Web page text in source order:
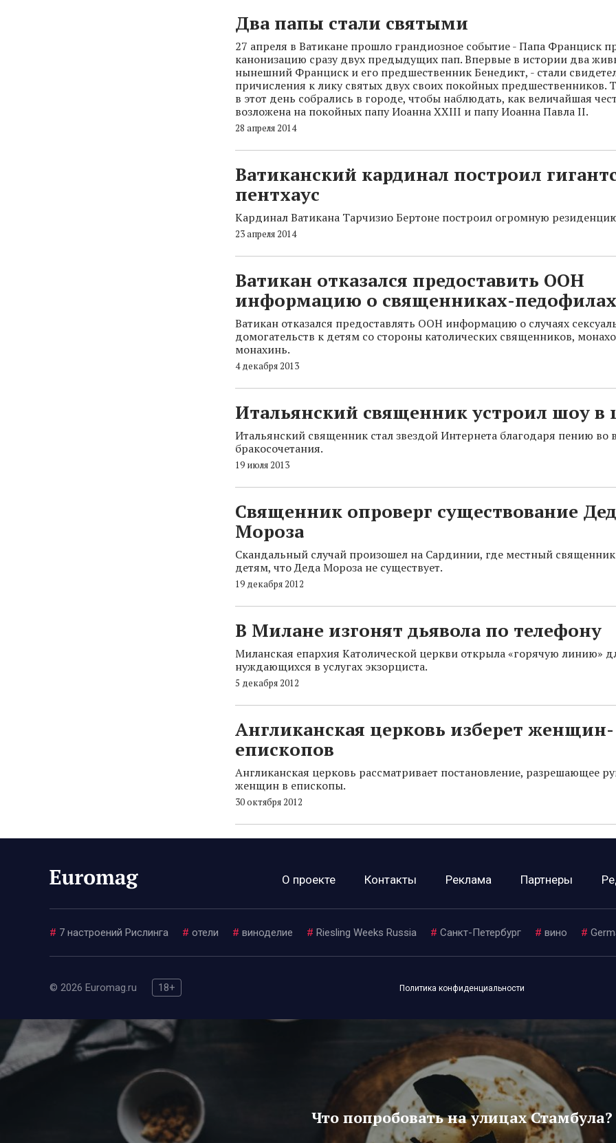
Два папы стали святыми
27 апреля в Ватикане прошло грандиозное событие - Папа Франциск
канонизацию сразу двух предыдущих пап. Впервые в истории два
нынешний Франциск и его предшественник Бенедикт, - стали
причисления к лику святых двух своих покойных предшественников.
в этот день собрались в городе, чтобы наблюдать, как величайшая
возложена на покойных папу Иоанна XXIII и папу Иоанна Павла II.
28 апреля 2014
Ватиканский кардинал построил
пентхаус
Кардинал Ватикана Тарчизио Бертоне построил огромную
23 апреля 2014
Ватикан отказался предоставить ООН
информацию о священниках-педофилах
Ватикан отказался предоставлять ООН информацию о случаях
домогательств к детям со стороны католических священников,
монахинь.
4 декабря 2013
Итальянский священник устроил шоу в
Итальянский священник стал звездой Интернета благодаря пению во
бракосочетания.
19 июля 2013
Священник опроверг существование
Мороза
Скандальный случай произошел на Сардинии, где местный священник
детям, что Деда Мороза не существует.
19 декабря 2012
В Милане изгонят дьявола по телефону
Миланская епархия Католической церкви открыла «горячую линию»
нуждающихся в услугах экзорциста.
5 декабря 2012
Англиканская церковь изберет женщин-
епископов
Англиканская церковь рассматривает постановление, разрешающее
женщин в епископы.
30 октября 2012
О проекте Контакты Реклама Партнеры
# 7 настроений Рислинга # отели # виноделие # Riesling Weeks Russia # Санкт-Петербург # вино #
© 2026 Euromag.ru 18+ Политика конфиденциальности
Что попробовать на улицах Стамбула?